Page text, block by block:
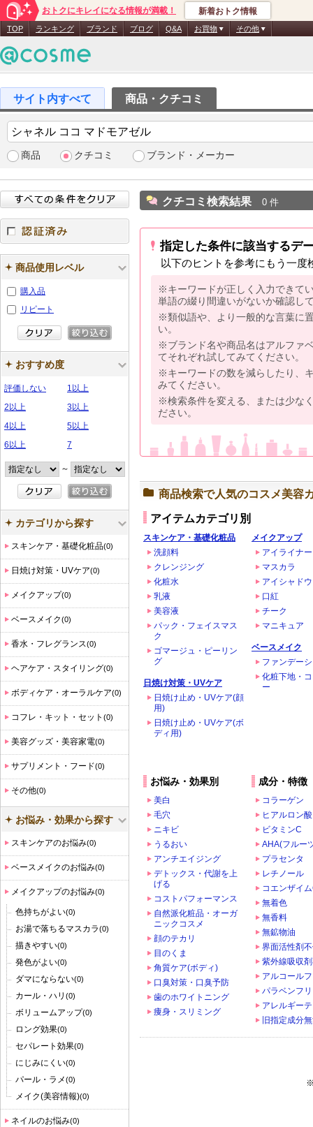
おトクにキレイになる情報が満載！ 新着おトク情報
TOP ランキング ブランド ブログ Q&A お買物 その他
商品・クチコミ
商品 クチコミ ブランド・メーカー
クチコミ検索結果 0 件
指定した条件に該当するデ
以下のヒントを参考にもう一度
※キーワードが正しく入力できて
単語の綴り間違いがないか確認し
※類似語や、より一般的な言葉に
い。
※ブランド名や商品名はアルファ
てそれぞれ試してみてください。
※キーワードの数を減らしたり、
みてください。
※検索条件を変える、または少な
ださい。
商品検索で人気のコスメ美容
アイテムカテゴリ別
スキンケア・基礎化粧品
洗顔料
クレンジング
化粧水
乳液
美容液
パック・フェイスマス
ク
ゴマージュ・ピーリン
グ
日焼け対策・UVケア
日焼け止め・UVケア(顔
用)
日焼け止め・UVケア(ボ
ディ用)
メイクアップ
アイライナー
マスカラ
アイシャドウ
口紅
チーク
マニキュア
ベースメイク
ファンデー
化粧下地・
ー
お悩み・効果別
美白
毛穴
ニキビ
うるおい
アンチエイジング
デトックス・代謝を上
げる
コストパフォーマンス
自然派化粧品・オーガ
ニックコスメ
顔のテカリ
目のくま
角質ケア(ボディ)
口臭対策・口臭予防
歯のホワイトニング
痩身・スリミング
成分・特徴
コラーゲン
ヒアルロン酸
ビタミンC
AHA(フルー
プラセンタ
レチノール
コエンザイ
無着色
無香料
無鉱物油
界面活性剤
紫外線吸収
アルコール
パラベンフ
アレルギー
旧指定成分
※
認証済み
商品使用レベル
購入品
リピート
おすすめ度
評価しない
1以上
2以上
3以上
4以上
5以上
6以上
7
～
カテゴリから探す
スキンケア・基礎化粧品(0)
日焼け対策・UVケア(0)
メイクアップ(0)
ベースメイク(0)
香水・フレグランス(0)
ヘアケア・スタイリング(0)
ボディケア・オーラルケア(0)
コフレ・キット・セット (0)
美容グッズ・美容家電(0)
サプリメント・フード(0)
その他(0)
お悩み・効果から探す
スキンケアのお悩み(0)
ベースメイクのお悩み(0)
メイクアップのお悩み(0)
色持ちがよい(0)
お湯で落ちるマスカラ(0)
描きやすい(0)
発色がよい(0)
ダマにならない(0)
カール・ハリ (0)
ボリュームアップ(0)
ロング効果(0)
セパレート効果(0)
にじみにくい(0)
パール・ラメ(0)
メイク(美容情報)(0)
ネイルのお悩み(0)